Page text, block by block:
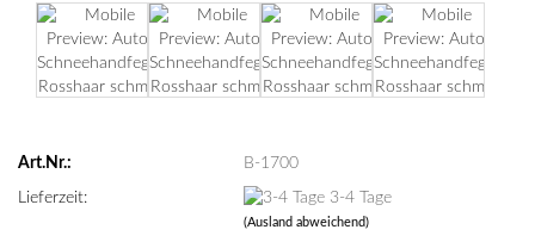
Art.Nr.: B-1700
Lieferzeit: 3-4 Tage
(Ausland abweichend)